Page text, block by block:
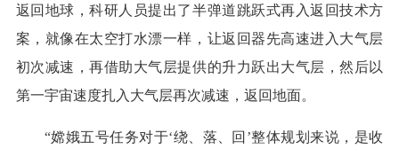
返回地球，科研人员提出了半弹道跳跃式再入返回技术方
案，就像在太空打水漂一样，让返回器先高速进入大气层
初次减速，再借助大气层提供的升力跃出大气层，然后以
第一宇宙速度扎入大气层再次减速，返回地面。
“嫦娥五号任务对于‘绕、落、回’整体规划来说，是收